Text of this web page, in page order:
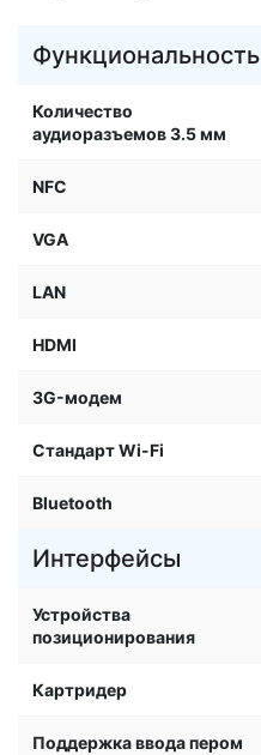
Функциональность
Количество
аудиоразъемов 3.5 мм
NFC
VGA
LAN
HDMI
3G-модем
Стандарт Wi-Fi
Bluetooth
Интерфейсы
Устройства
позиционирования
Картридер
Поддержка ввода пером